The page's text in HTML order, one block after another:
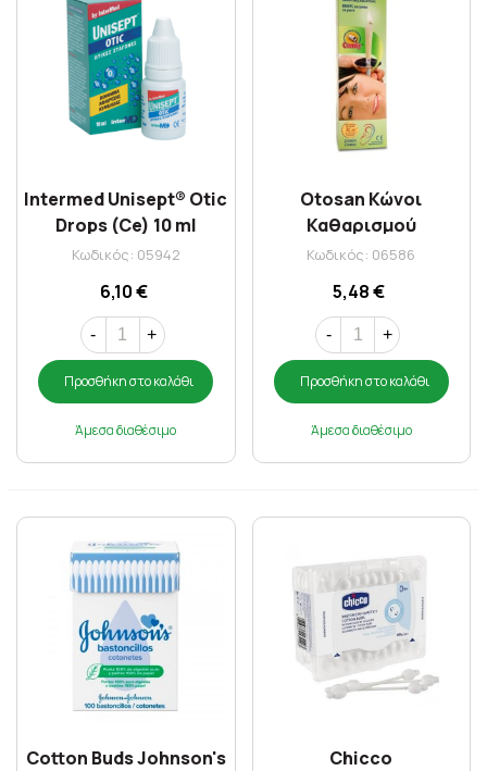
Intermed Unisept® Otic
Drops (Ce) 10 ml
Κωδικός: 05942
6,10 €
- +
Προσθήκη στο καλάθι
Άμεσα διαθέσιμο
Otosan Κώνοι
Καθαρισμού
Ακουστικού Πόρου 2
Κωδικός: 06586
5,48 €
- +
Προσθήκη στο καλάθι
Άμεσα διαθέσιμο
Cotton Buds Johnson's
Chicco